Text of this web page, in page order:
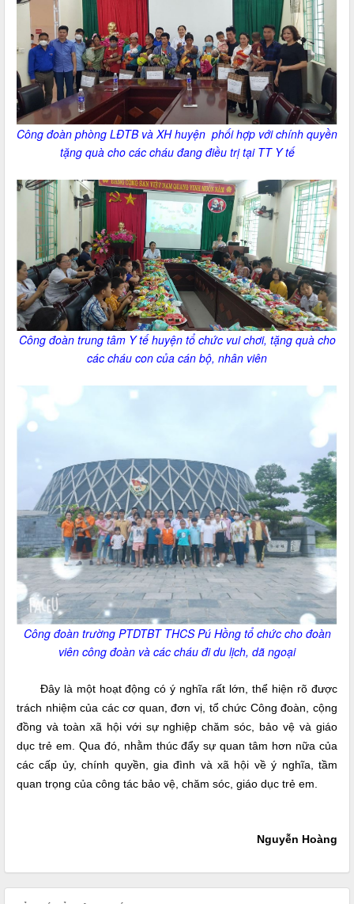
Công đoàn phòng LĐTB và XH huyện phối hợp với chính quyền
tặng quà cho các cháu đang điều trị tại TT Y tế
Công đoàn trung tâm Y tế huyện tổ chức vui chơi, tặng quà cho
các cháu con của cán bộ, nhân viên
Công đoàn trường PTDTBT THCS Pú Hồng tổ chức cho đoàn
viên công đoàn và các cháu đi du lịch, dã ngoại
Đây là một hoạt động có ý nghĩa rất lớn, thể hiện rõ được
trách nhiệm của các cơ quan, đơn vị, tổ chức Công đoàn, cộng
đồng và toàn xã hội với sự nghiệp chăm sóc, bảo vệ và giáo
dục trẻ em. Qua đó, nhằm thúc đẩy sự quan tâm hơn nữa của
các cấp ủy, chính quyền, gia đình và xã hội về ý nghĩa, tầm
quan trọng của công tác bảo vệ, chăm sóc, giáo dục trẻ em.
Nguyễn Hoàng